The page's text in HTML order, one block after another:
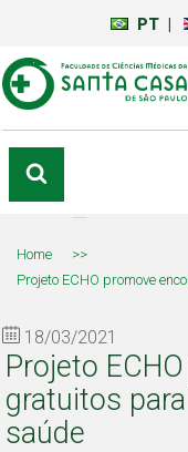
PT
Home
>>
Projeto ECHO promove
18/03/2021
Projeto
gratuitos
saúde